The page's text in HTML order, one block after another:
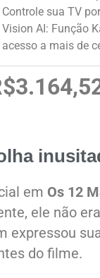
Controle sua TV
Vision AI: Função
acesso a mais de
em Os 12
ele não
expressou
do filme.